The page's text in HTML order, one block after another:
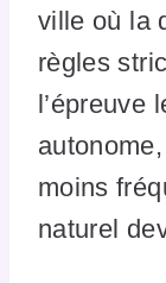
ville où la
règles
l’épreuve
moins
naturel